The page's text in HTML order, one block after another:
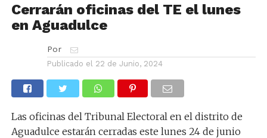
Cerrarán oficinas del TE el lunes
en Aguadulce
Por
Publicado el 22 de Junio, 2024
Las oficinas del Tribunal Electoral en el distrito de
Aguadulce estarán cerradas este lunes 24 de junio